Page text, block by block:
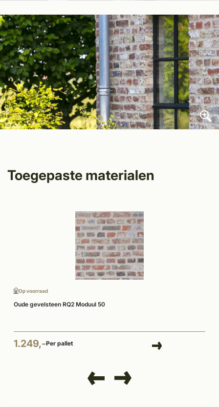
Toegepaste materialen
Op voorraad
Oude gevelsteen RQ2 Moduul 50
1.249,-Per pallet